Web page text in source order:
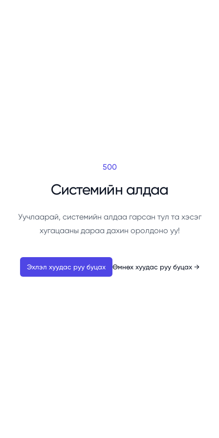
500
Системийн алдаа
Уучлаарай, системийн алдаа гарсан тул та хэсэг
хугацааны дараа дахин оролдоно уу!
Эхлэл хуудас руу буцах Өмнөх хуудас руу буцах →